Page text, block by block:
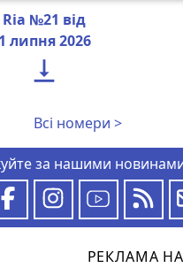
Ria №21 від
1 липня 2026

Всі номери >
за нашими
РЕКЛАМА